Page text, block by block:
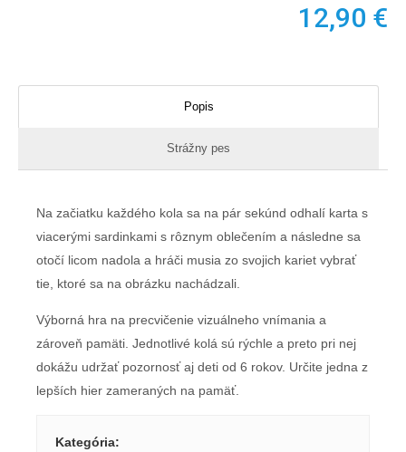
12,90 €
Popis
Strážny pes
Na začiatku každého kola sa na pár sekúnd odhalí karta s
viacerými sardinkami s rôznym oblečením a následne sa
otočí licom nadola a hráči musia zo svojich kariet vybrať
tie, ktoré sa na obrázku nachádzali.
Výborná hra na precvičenie vizuálneho vnímania a
zároveň pamäti. Jednotlivé kolá sú rýchle a preto pri nej
dokážu udržať pozornosť aj deti od 6 rokov. Určite jedna z
lepších hier zameraných na pamäť.
Kategória: